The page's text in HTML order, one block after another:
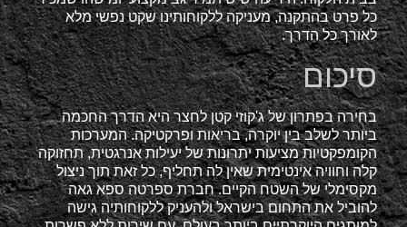
כל פרט בהתקנה, מעניקה ללקוחותינו שקט נפשי מלא
לאורך כל הדרך.
סיכום
בחירה בפתרון של ג'קוזי קטן לחצר היא הדרך החכמה
ביותר לשלב בין יוקרה, בריאות ופרקטיקה. המערכות
הקומפקטיות מציעות יתרונות של יעילות אנרגטית, תחזוקה
קלה וחוויה אינטימית שאין לה תחליף, כל זאת תוך ניצול
מקסימלי של השטח הקיים. חברת ספרטה ספא גאה
להוביל את התחום בישראל ולהעניק ללקוחותיה גישה